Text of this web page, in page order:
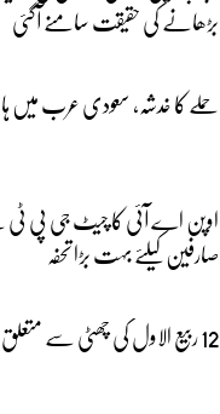
بڑھانے کی حقیقت سامنے آگئی
حملے کا خدشہ، سعودی عرب میں
اوپن اے آئی کا چیٹ جی پی
صارفین کیلئے بہت بڑا تحفہ
12 ربیع الاول کی چھٹی سے متعلق اہم خبر آگئی